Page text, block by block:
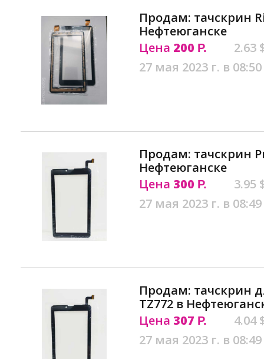
Продам: тачскрин
Нефтеюганске
Цена 200 Р.
2.63
27 мая 2023 г. в 08:50
Продам: тачскрин
Нефтеюганске
Цена 300 Р.
3.95
27 мая 2023 г. в 08:49
Продам: тачскрин
TZ772 в
Цена 307 Р.
4.04
27 мая 2023 г. в 08:49